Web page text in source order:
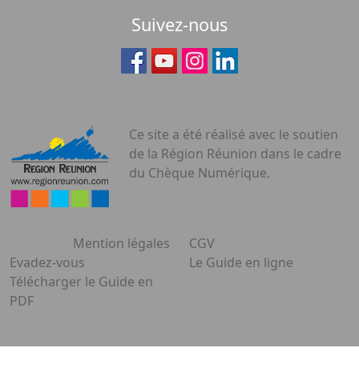
Suivez-nous
Ce site a été réalisé avec le soutien
de la Région Réunion dans le cadre
du Chèque Numérique.
Mention légales
CGV
Evadez-vous
Le Guide en ligne
Télécharger le Guide en
PDF